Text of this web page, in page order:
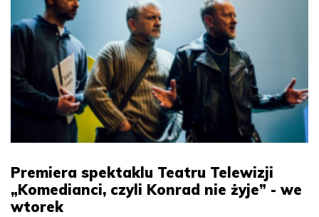
Premiera spektaklu Teatru Telewizji
„Komedianci, czyli Konrad nie żyje” - we
wtorek